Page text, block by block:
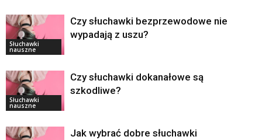
Słuchawki
nauszne
Czy słuchawki bezprzewodowe nie
wypadają z uszu?
Słuchawki
nauszne
Czy słuchawki dokanałowe są
szkodliwe?
Jak wybrać dobre słuchawki